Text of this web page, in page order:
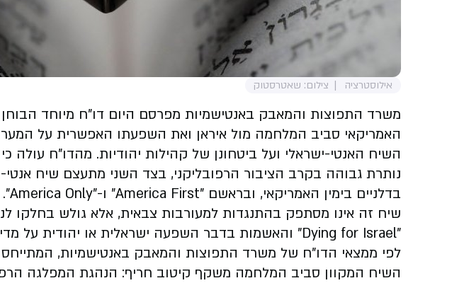
אילוסטרציה צילום: שאטרסטוק
משרד התפוצות והמאבק באנטישמיות מפרסם היום דו"ח מיוחד
האמריקאי סביב המלחמה מול איראן ואת השפעתו האפשרית על
השיח האנטי-ישראלי ועל ביטחונן של קהילות יהודיות. מהדו"ח
נותרת גבוהה בקרב הציבור הרפובליקני, בצד השני מתעצם שיח
בדלניים בימין האמריקאי, ובראשם "America First" ו-"America Only".
שיח זה אינו מסתפק בהתנגדות למעורבות צבאית, אלא גולש בחלקו
"Dying for Israel" והאשמות בדבר השפעה ישראלית או יהודית על מדיניות החוץ האמריקאית.
השיח המקוון סביב המלחמה משקף קיטוב חריף: הנהגת המפלגה